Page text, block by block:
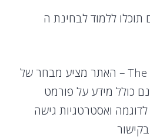
ללמוד לבחינת ה
The official GMAT – האתר מציע מבחר של
כולל מידע על פורמט
ואסטרטגיות גישה